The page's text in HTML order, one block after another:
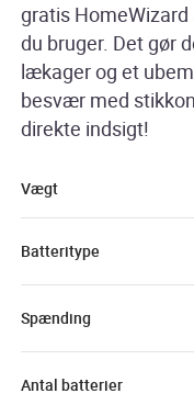
gratis
du bruger. Det gør
lækager og et
besvær med
direkte indsigt!
Vægt
Batteritype
Spænding
Antal batterier